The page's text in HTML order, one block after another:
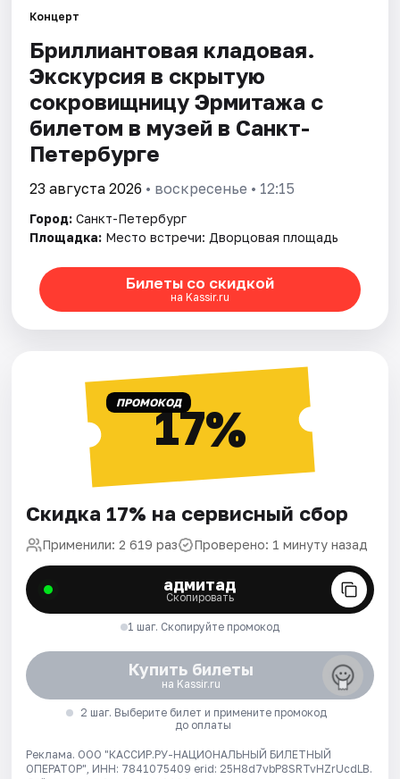
Города
Площадки
Артисты
Рейтинги
Концерт
Бриллиантовая кладовая.
Экскурсия в скрытую
сокровищницу Эрмитажа с
билетом в музей в Санкт-
Петербурге
23 августа 2026 • воскресенье • 12:15
Город: Санкт-Петербург
Площадка: Место встречи: Дворцовая площадь
Билеты со скидкой
на Kassir.ru
ПРОМОКОД17%
Скидка 17% на сервисный сбор
Применили: 2 619 раз Проверено: 1 минуту назад
адмитад
Скопировать
1 шаг. Скопируйте промокод
Купить билеты
на Kassir.ru
2 шаг. Выберите билет и примените промокод
до оплаты
Реклама. ООО "КАССИР.РУ-НАЦИОНАЛЬНЫЙ БИЛЕТНЫЙ
ОПЕРАТОР", ИНН: 7841075409 erid: 25H8d7vbP8SRTvHZrUcdLB.